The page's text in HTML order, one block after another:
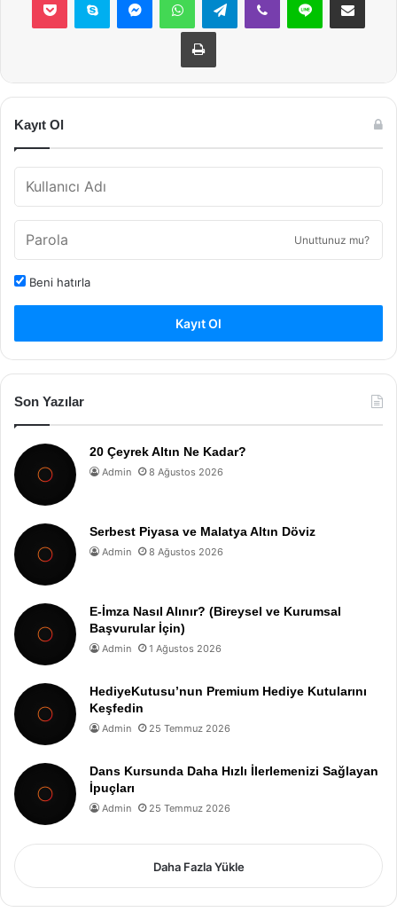
Yazdır
Kayıt Ol
Unuttunuz mu?
Beni hatırla
Kayıt Ol
Son Yazılar
20 Çeyrek Altın Ne Kadar?
Admin 8 Ağustos 2026
Serbest Piyasa ve Malatya Altın Döviz
Admin 8 Ağustos 2026
E-İmza Nasıl Alınır? (Bireysel ve Kurumsal
Başvurular İçin)
Admin 1 Ağustos 2026
HediyeKutusu’nun Premium Hediye Kutularını
Keşfedin
Admin 25 Temmuz 2026
Dans Kursunda Daha Hızlı İlerlemenizi Sağlayan
İpuçları
Admin 25 Temmuz 2026
Daha Fazla Yükle